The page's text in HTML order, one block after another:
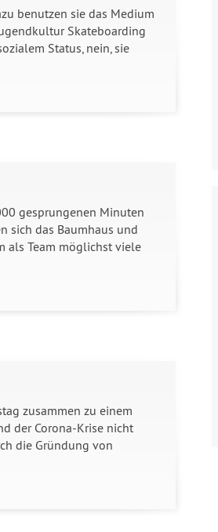
benutzen sie das Medium
Skateboarding
Status, nein, sie
gesprungenen Minuten
sich das Baumhaus und
als Team möglichst viele
zusammen zu einem
der Corona-Krise nicht
die Gründung von